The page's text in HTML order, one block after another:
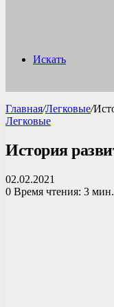
Искать
Главная/Легковые/
Легковые
История
02.02.2021
0 Время чтения: 3 мин.